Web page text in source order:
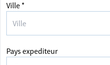
Ville *
Pays expediteur